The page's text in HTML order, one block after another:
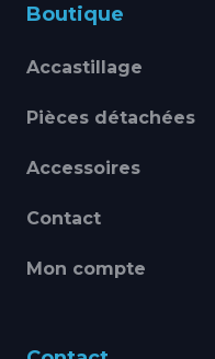
Boutique
Accastillage
Pièces détachées
Accessoires
Contact
Mon compte